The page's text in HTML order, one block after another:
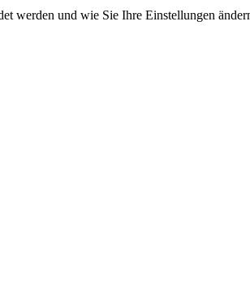
werden und wie Sie Ihre Einstellungen